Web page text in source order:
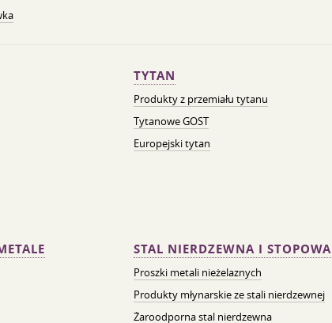
TYTAN
Produkty z przemiału tytanu
Tytanowe GOST
Europejski tytan
STAL NIERDZEWNA I STOPOWA
Proszki metali nieżelaznych
Produkty młynarskie ze stali nierdzewnej
Żaroodporna stal nierdzewna